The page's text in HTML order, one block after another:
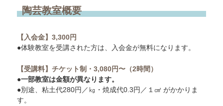
陶芸教室概要
【入会金】3,300円
●体験教室を受講された方は、入会金が無料になります。
【受講料】チケット制・3,080円〜（2時間）
●一部教室は金額が異なります。
●別途、粘土代280円／㎏・焼成代0.3円／１㎤ がかかりま
す。